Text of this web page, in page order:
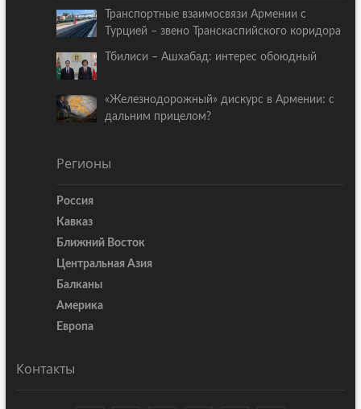
Транспортные взаимосвязи Армении с
Турцией – звено Транскаспийского коридора
Тбилиси – Ашхабад: интерес обоюдный
«Железнодорожный» дискурс в Армении: с
дальним прицелом?
Регионы
Россия
Кавказ
Ближний Восток
Центральная Азия
Балканы
Америка
Европа
Контакты